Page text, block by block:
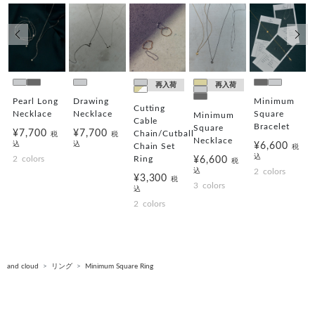
Pearl Long
Necklace
¥7,700税
込
2 colors
Drawing
Necklace
¥7,700 税
込
再入荷
Cutting
Cable
Chain/Cutball
Chain Set
Ring
¥3,300税
込
2 colors
再入荷
Minimum
Square
Necklace
¥6,600 税
込
3 colors
Minimum
Square
Bracelet
¥6,600 税
込
2 colors
前の画像
and cloud リング Minimum Square Ring